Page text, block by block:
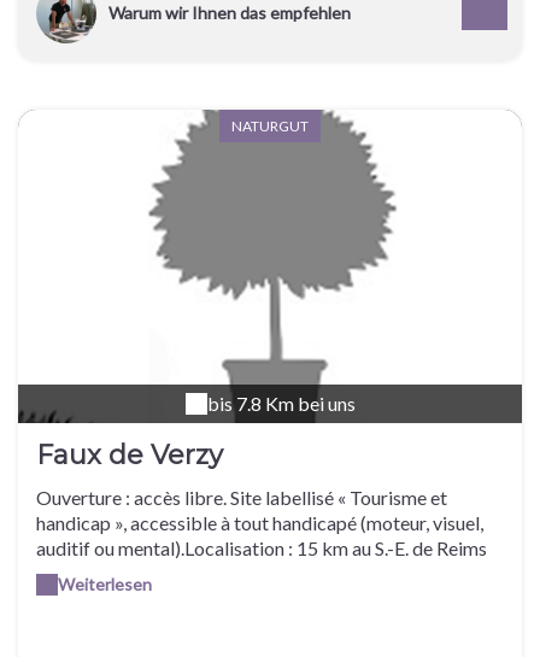
Warum wir Ihnen das empfehlen
NATURGUT
bis 7.8 Km bei uns
Faux de Verzy
Ouverture : accès libre. Site labellisé « Tourisme et
handicap », accessible à tout handicapé (moteur, visuel,
auditif ou mental).Localisation : 15 km au S.-E. de Reims
par la N 44 vers Châlons, puis à droite la D
34.Proprietaires : Forêt domaniale
Weiterlesen